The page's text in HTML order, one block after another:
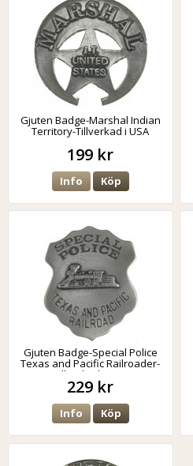
Gjuten Badge-Marshal Indian
Territory-Tillverkad i USA
199 kr
Info Köp
Gjuten Badge-Special Police
Texas and Pacific Railroader-
Tillverkad i USA
229 kr
Info Köp